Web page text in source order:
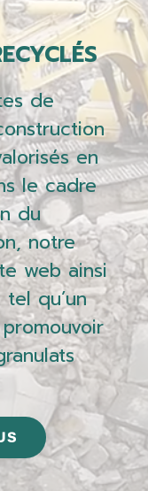
de
en
le cadre
du
notre
web ainsi
qu’un